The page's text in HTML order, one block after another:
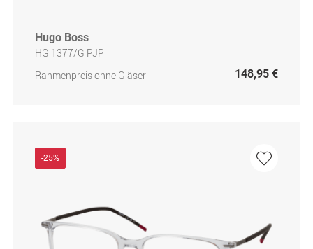
Hugo Boss
HG 1377/G PJP
Rahmenpreis ohne Gläser
148,95 €
-25%